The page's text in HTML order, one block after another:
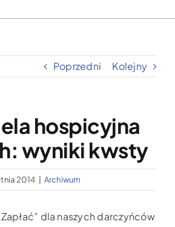
medycznego
Poprzedni Kolejny
hospicyjna
wyniki kwsty
2014 Archiwum
dla naszych darczyńców